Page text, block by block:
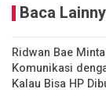
Baca
Ridwan Bae
Komunikasi
Kalau Bisa HP